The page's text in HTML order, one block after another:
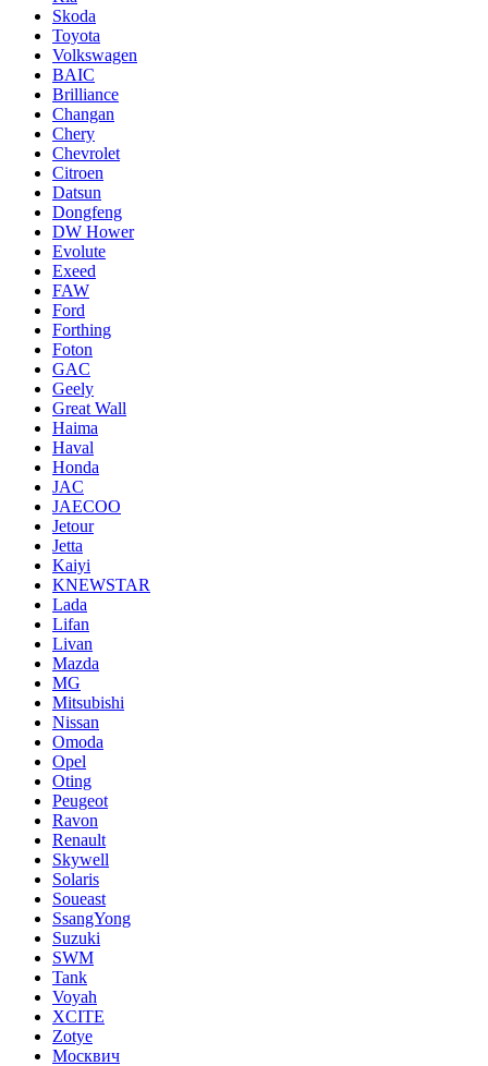
Skoda
Toyota
Volkswagen
BAIC
Brilliance
Changan
Chery
Chevrolet
Citroen
Datsun
Dongfeng
DW Hower
Evolute
Exeed
FAW
Ford
Forthing
Foton
GAC
Geely
Great Wall
Haima
Haval
Honda
JAC
JAECOO
Jetour
Jetta
Kaiyi
KNEWSTAR
Lada
Lifan
Livan
Mazda
MG
Mitsubishi
Nissan
Omoda
Opel
Oting
Peugeot
Ravon
Renault
Skywell
Solaris
Soueast
SsangYong
Suzuki
SWM
Tank
Voyah
XCITE
Zotye
Москвич